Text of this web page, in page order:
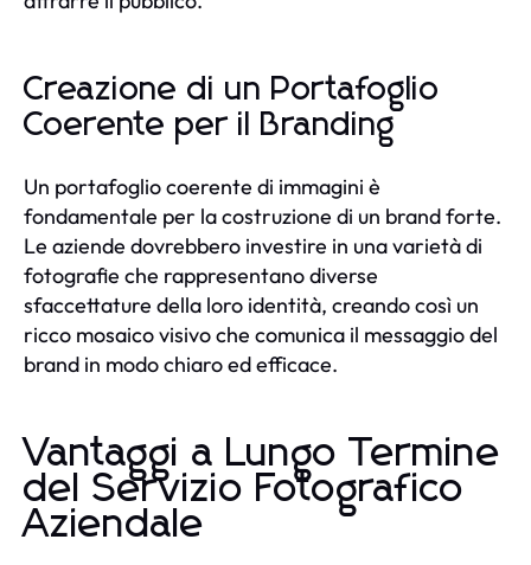
Creazione di un Portafoglio
Coerente per il Branding
Un portafoglio coerente di immagini è
fondamentale per la costruzione di un brand forte.
Le aziende dovrebbero investire in una varietà di
fotografie che rappresentano diverse
sfaccettature della loro identità, creando così un
ricco mosaico visivo che comunica il messaggio del
brand in modo chiaro ed efficace.
Vantaggi a Lungo Termine
del Servizio Fotografico
Aziendale